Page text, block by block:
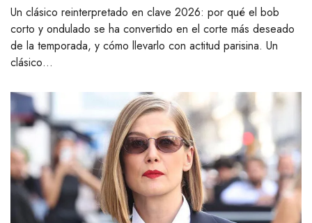
Un clásico reinterpretado en clave 2026: por qué el bob
corto y ondulado se ha convertido en el corte más deseado
de la temporada, y cómo llevarlo con actitud parisina. Un
clásico…